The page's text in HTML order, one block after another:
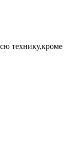
технику,кроме